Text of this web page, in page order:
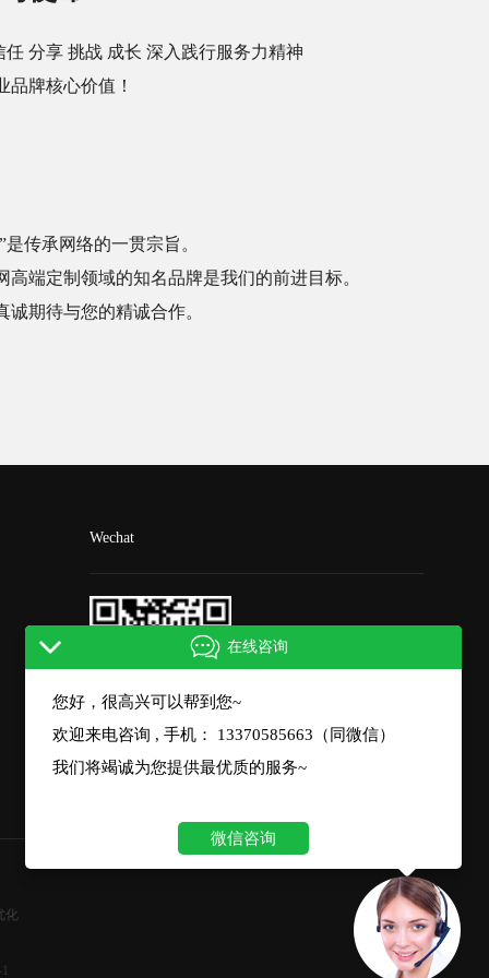
分享 挑战 成长 深入践行服务力精神
品牌核心价值！
传承网络的一贯宗旨。
端定制领域的知名品牌是我们的前进目标。
期待与您的精诚合作。
Wechat
扫一扫微信咨询
化
在线咨询
您好，很高兴可以帮到您~
欢迎来电咨询 , 手机： 13370585663（同微信）
我们将竭诚为您提供最优质的服务~
微信咨询